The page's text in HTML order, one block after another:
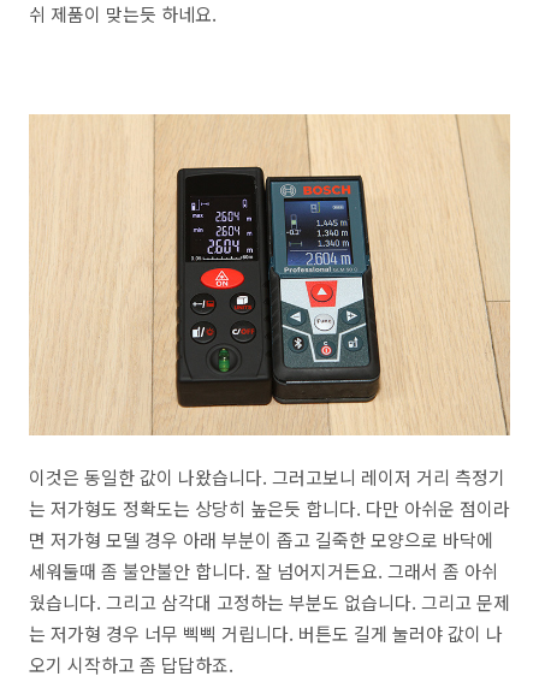
쉬 제품이 맞는듯 하네요.
이것은 동일한 값이 나왔습니다. 그러고보니 레이저 거리 측정기
는 저가형도 정확도는 상당히 높은듯 합니다. 다만 아쉬운 점이라
면 저가형 모델 경우 아래 부분이 좁고 길죽한 모양으로 바닥에
세워둘때 좀 불안불안 합니다. 잘 넘어지거든요. 그래서 좀 아쉬
웠습니다. 그리고 삼각대 고정하는 부분도 없습니다. 그리고 문제
는 저가형 경우 너무 삑삑 거립니다. 버튼도 길게 눌러야 값이 나
오기 시작하고 좀 답답하죠.